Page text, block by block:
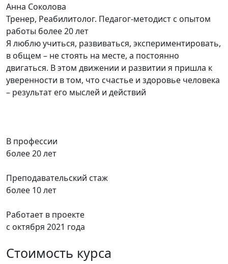
Анна Соколова
Тренер, Реабилитолог. Педагог-методист с опытом
работы более 20 лет
Я люблю учиться, развиваться, экспериментировать,
в общем – не стоять на месте, а постоянно
двигаться. В этом движении и развитии я пришла к
уверенности в том, что счастье и здоровье человека
– результат его мыслей и действий
В профессии
более20лет
Преподавательский стаж
более 10лет
Работает в проекте
с октября 2021 года
Стоимость курса